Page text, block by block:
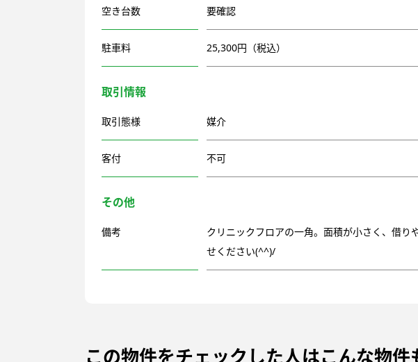
空き台数 要確認
駐車料 25,300円（税込）
取引情報
取引態様 媒介
客付 不可
その他
備考
クリニックフロアの一角。面積が小さく、借
せください(^^)/
この物件をチェックした人はこんな物